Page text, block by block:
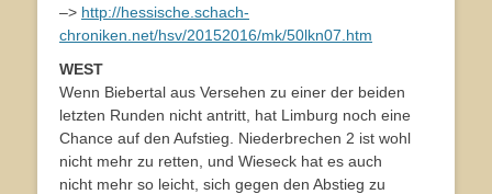
–> http://hessische.schach-
chroniken.net/hsv/20152016/mk/50lkn07.htm
WEST
Wenn Biebertal aus Versehen zu einer der beiden
letzten Runden nicht antritt, hat Limburg noch eine
Chance auf den Aufstieg. Niederbrechen 2 ist wohl
nicht mehr zu retten, und Wieseck hat es auch
nicht mehr so leicht, sich gegen den Abstieg zu